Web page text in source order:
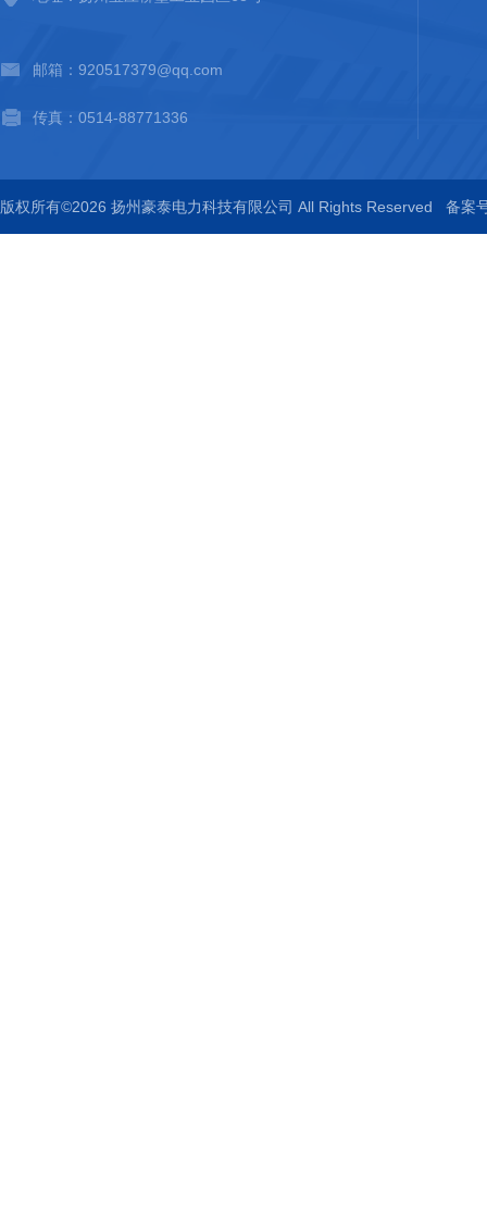
邮箱：920517379@qq.com
传真：0514-88771336
版权所有©2026 扬州豪泰电力科技有限公司 All Rights Reserved 备案